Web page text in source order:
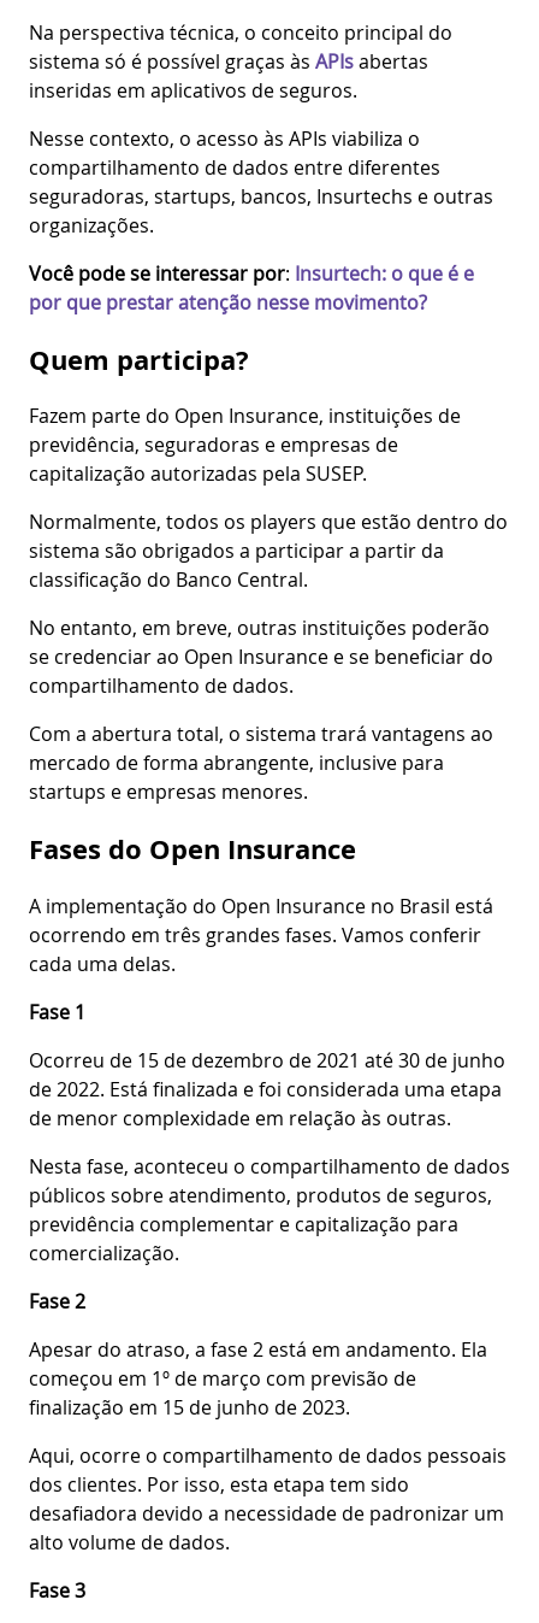
Na perspectiva técnica, o conceito principal do
sistema só é possível graças às APIsabertas
inseridas em aplicativos de seguros.
Nesse contexto, o acesso às APIs viabiliza o
compartilhamento de dados entre diferentes
seguradoras, startups, bancos, Insurtechs e outras
organizações.
Você pode se interessar por: Insurtech: o que é e
por que prestar atenção nesse movimento?
Quem participa?
Fazem parte do Open Insurance, instituições de
previdência, seguradoras e empresas de
capitalização autorizadas pela SUSEP.
Normalmente, todos os players que estão dentro do
sistema são obrigados a participar a partir da
classificação do Banco Central.
No entanto, em breve, outras instituições poderão
se credenciar ao Open Insurance e se beneficiar do
compartilhamento de dados.
Com a abertura total, o sistema trará vantagens ao
mercado de forma abrangente, inclusive para
startups e empresas menores.
Fases do Open Insurance
A implementação do Open Insurance no Brasil está
ocorrendo em três grandes fases. Vamos conferir
cada uma delas.
Fase 1
Ocorreu de 15 de dezembro de 2021 até 30 de junho
de 2022. Está finalizada e foi considerada uma etapa
de menor complexidade em relação às outras.
Nesta fase, aconteceu o compartilhamento de dados
públicos sobre atendimento, produtos de seguros,
previdência complementar e capitalização para
comercialização.
Fase 2
Apesar do atraso, a fase 2 está em andamento. Ela
começou em 1º de março com previsão de
finalização em 15 de junho de 2023.
Aqui, ocorre o compartilhamento de dados pessoais
dos clientes. Por isso, esta etapa tem sido
desafiadora devido a necessidade de padronizar um
alto volume de dados.
Fase 3